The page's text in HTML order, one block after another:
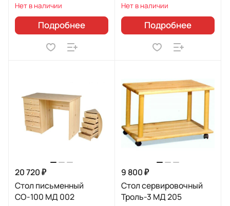
Нет в наличии
Подробнее
Нет в наличии
Подробнее
20 720 ₽
Стол письменный
СО-100 МД 002
9 800 ₽
Стол сервировочный
Троль-3 МД 205